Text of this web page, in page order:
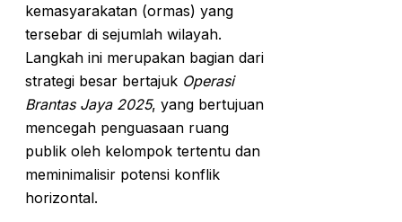
kemasyarakatan (ormas) yang
tersebar di sejumlah wilayah.
Langkah ini merupakan bagian dari
strategi besar bertajuk Operasi
Brantas Jaya 2025, yang bertujuan
mencegah penguasaan ruang
publik oleh kelompok tertentu dan
meminimalisir potensi konflik
horizontal.